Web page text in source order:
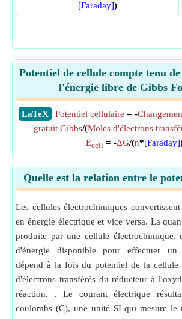
[Faraday])
Potentiel de cellule compte tenu
l'énergie libre de Gibbs
​LaTeX Potentiel cellulaire = -
gratuit Gibbs/(Moles d'électrons
Ecell = -ΔG/(n*[Faraday]
Quelle est la relation entre le
Les cellules électrochimiques
en énergie électrique et vice versa. La
produite par une cellule électrochimique,
d'énergie disponible pour effectuer un
dépend à la fois du potentiel de la cellule
d'électrons transférés du réducteur à
réaction. . Le courant électrique
coulombs (C), une unité SI qui mesure le